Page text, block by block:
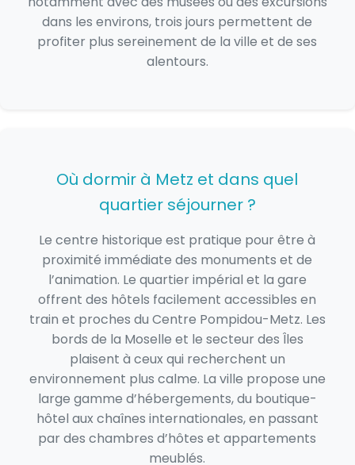
dans les environs, trois jours permettent de
profiter plus sereinement de la ville et de ses
alentours.
Où dormir à Metz et dans quel
quartier séjourner ?
Le centre historique est pratique pour être à
proximité immédiate des monuments et de
l’animation. Le quartier impérial et la gare
offrent des hôtels facilement accessibles en
train et proches du Centre Pompidou-Metz. Les
bords de la Moselle et le secteur des Îles
plaisent à ceux qui recherchent un
environnement plus calme. La ville propose une
large gamme d’hébergements, du boutique-
hôtel aux chaînes internationales, en passant
par des chambres d’hôtes et appartements
meublés.